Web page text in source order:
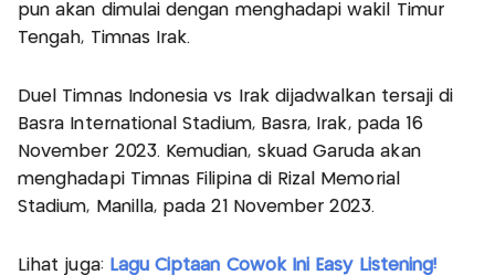
pun akan dimulai dengan menghadapi wakil Timur
Tengah, Timnas Irak.
Duel Timnas Indonesia vs Irak dijadwalkan tersaji di
Basra International Stadium, Basra, Irak, pada 16
November 2023. Kemudian, skuad Garuda akan
menghadapi Timnas Filipina di Rizal Memorial
Stadium, Manilla, pada 21 November 2023.
Lihat juga: Lagu Ciptaan Cowok Ini Easy Listening!